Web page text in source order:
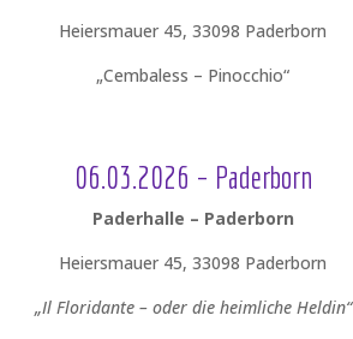
Heiersmauer 45, 33098 Paderborn
„Cembaless – Pinocchio“
06.03.2026 – Paderborn
Paderhalle – Paderborn
Heiersmauer 45, 33098 Paderborn
„Il Floridante – oder die heimliche Heldin“